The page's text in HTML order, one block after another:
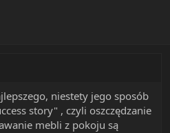
niestety jego sposób
story" , czyli oszczędzanie
mebli z pokoju są